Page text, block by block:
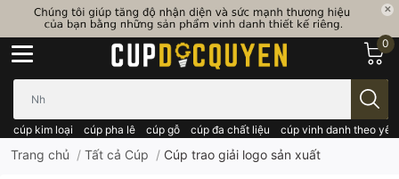
cúp kim loại cúp pha lê cúp gỗ cúp đa chất liệu cúp vinh danh theo
0
Trang chủ / Tất cả Cúp / Cúp trao giải logo sản xuất